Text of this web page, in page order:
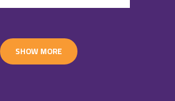
SHOW MORE